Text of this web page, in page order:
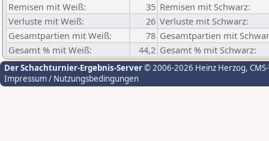
Remisen mit Weiß:
35 Remisen mit Schwarz:
Verluste mit Weiß:
26 Verluste mit Schwarz:
Gesamtpartien mit Weiß:
78 Gesamtpartien mit
Gesamt % mit Weiß:
44,2 Gesamt % mit Schwarz:
Der Schachturnier-Ergebnis-Server© 2006-2026 Heinz Herzog,
Impressum / Nutzungsbedingungen